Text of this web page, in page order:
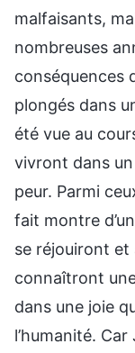
malfaisants,
nombreuses
conséquences
plongés dans
été vue au
vivront dans
peur. Parmi
fait montre
se réjouiront et
connaîtront
dans une joie
l’humanité.